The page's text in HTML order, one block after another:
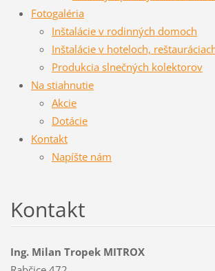
Fotogaléria
Inštalácie v rodinných domoch
Inštalácie v hoteloch,
Produkcia slnečných kolektorov
Na stiahnutie
Akcie
Dotácie
Kontakt
Napíšte nám
Kontakt
Ing. Milan Tropek MITROX